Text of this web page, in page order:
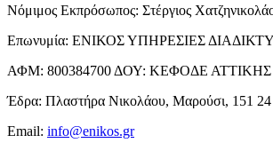
Νόμιμος Εκπρόσωπος: Στέργιος
Επωνυμία: ΕΝΙΚΟΣ ΥΠΗΡΕΣΙΕΣ
ΑΦΜ: 800384700 ΔΟΥ: ΚΕΦΟΔΕ ΑΤΤΙΚΗΣ
Έδρα: Πλαστήρα Νικολάου, Μαρούσι, 151 24
Email: info@enikos.gr